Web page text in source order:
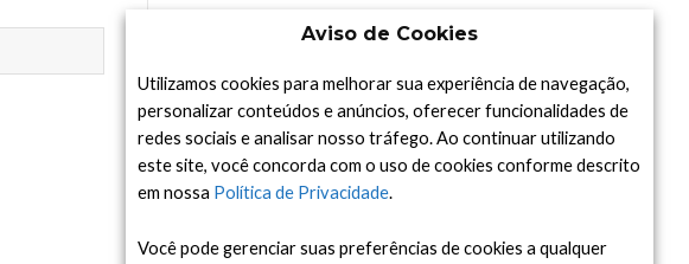
Aviso de Cookies
Utilizamos cookies para melhorar sua experiência de navegação,
personalizar conteúdos e anúncios, oferecer funcionalidades de
redes sociais e analisar nosso tráfego. Ao continuar utilizando
este site, você concorda com o uso de cookies conforme descrito
em nossa Política de Privacidade.
Você pode gerenciar suas preferências de cookies a qualquer